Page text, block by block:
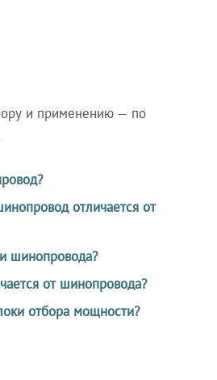
и применению — по
отличается от
шинопровода?
от шинопровода?
отбора мощности?